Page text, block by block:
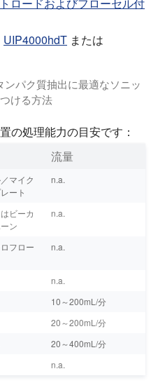
ロードおよびフローセル付
UIP4000hdT または
パク質抽出に最適なソニッ
ける方法
の処理能力の目安です：
流量
マイク
ート
n.a.
ビーカ
ン
n.a.
フロー
n.a.
n.a.
10～200mL/分
20～200mL/分
20～400mL/分
n.a.